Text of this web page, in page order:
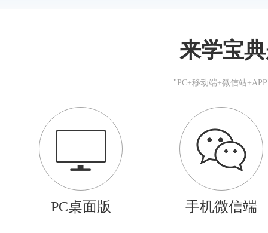
来学宝
"PC+移动端+微信站
PC桌面版 手机微信端